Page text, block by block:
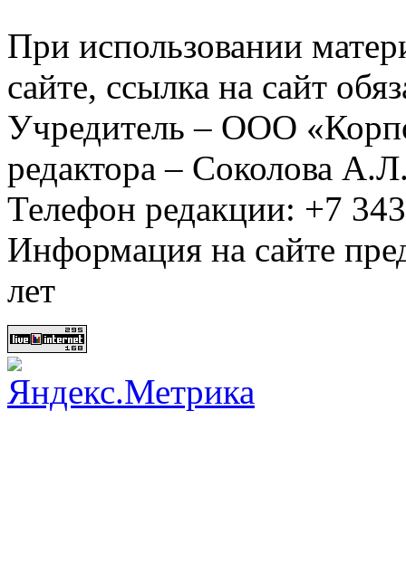
При использовании
сайте, ссылка на сайт
Учредитель – ООО
редактора – Соколова
Телефон редакции: +7
Информация на сайте
лет